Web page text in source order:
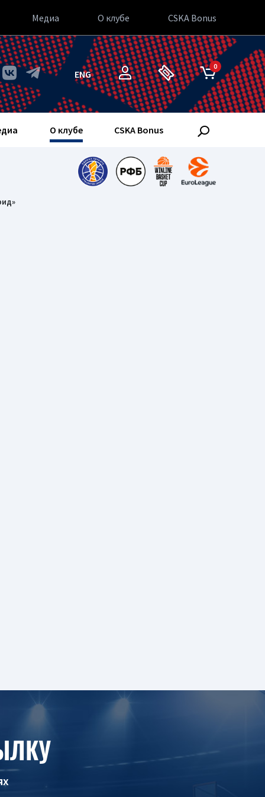
Медиа О клубе CSKA Bonus
ENG
0
О клубе CSKA Bonus